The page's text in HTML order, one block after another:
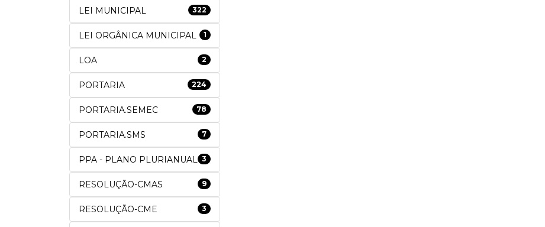
LEI MUNICIPAL 322
LEI ORGÂNICA MUNICIPAL 1
LOA 2
PORTARIA 224
PORTARIA.SEMEC 78
PORTARIA.SMS 7
PPA - PLANO PLURIANUAL 3
RESOLUÇÃO-CMAS 9
RESOLUÇÃO-CME 3